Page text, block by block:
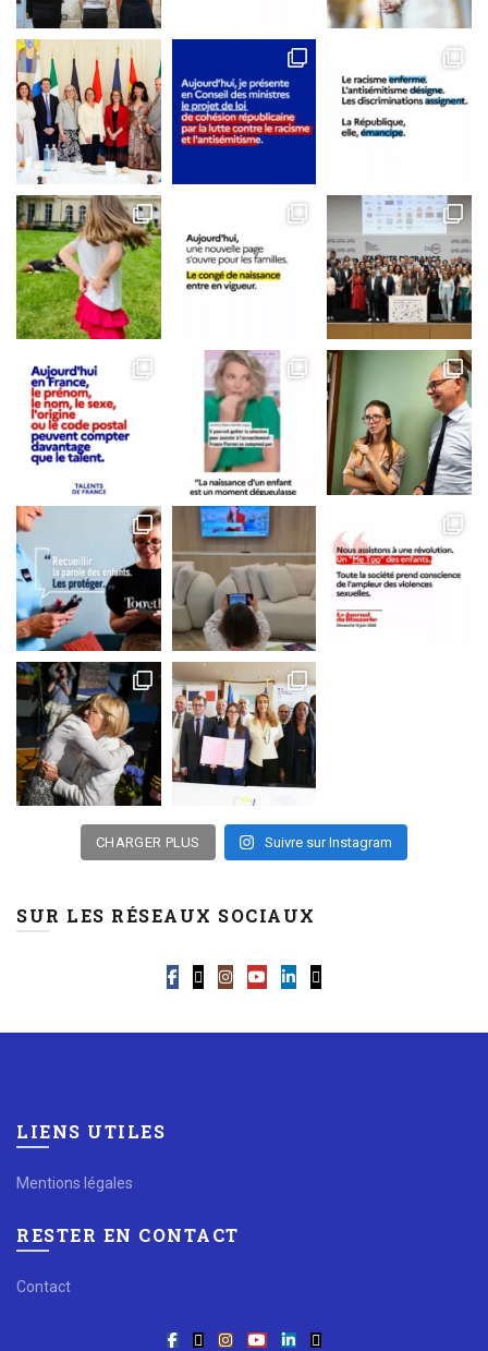
CHARGER PLUS Suivre sur Instagram
SUR LES RÉSEAUX SOCIAUX
LIENS UTILES
Mentions légales
RESTER EN CONTACT
Contact